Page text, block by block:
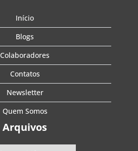
Início
Blogs
Colaboradores
Contatos
Newsletter
Quem Somos
Arquivos